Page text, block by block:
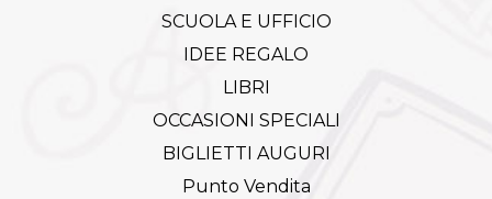
SCUOLA E UFFICIO
IDEE REGALO
LIBRI
OCCASIONI SPECIALI
BIGLIETTI AUGURI
Punto Vendita